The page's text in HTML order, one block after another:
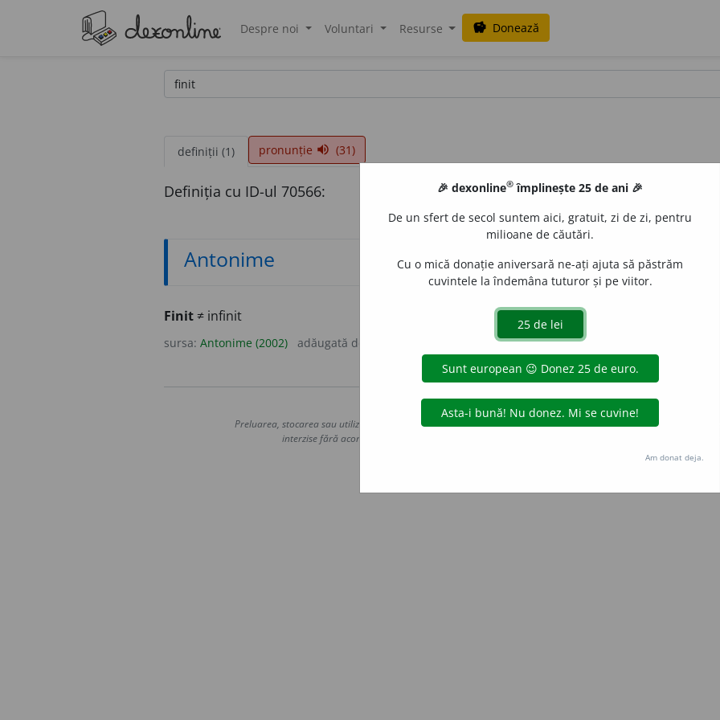
Despre noi Voluntari Resurse savings Donează
definiții (1) pronunție volume_up (31)
Definiția cu ID-ul 70566:
Antonime
Finit≠ infinit
sursa: Antonime (2002) adăugată de
Copyright © 2004-2026 dexonline (https://dexonline.ro)
Preluarea, stocarea sau utilizarea datelor de pe acest site, inclusiv prin orice metode de extragere automată
interzise fără acordul nostru prealabil scris, cu excepția seturilor de date oferite oficial spre utilizare
Hosterion
🎉 dexonline® împlinește 25 de ani 🎉
De un sfert de secol suntem aici, gratuit, zi de zi, pentru
milioane de căutări.
Cu o mică donație aniversară ne-ați ajuta să păstrăm
cuvintele la îndemâna tuturor și pe viitor.
Am donat deja.